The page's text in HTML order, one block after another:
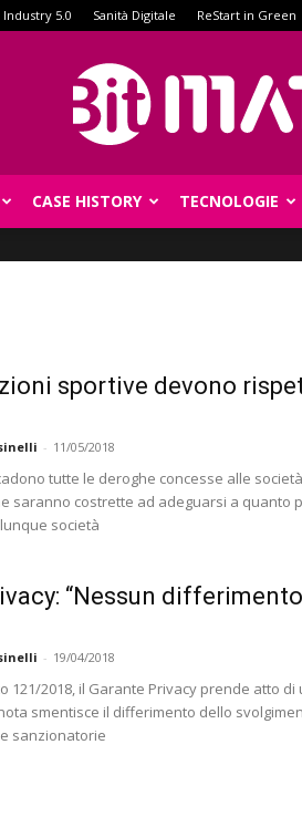
Industry 5.0 Sanità Digitale ReStart in Green
CASE HISTORY TECNOLOGIE
sportive devono
- 11/05/2018
tutte le deroghe concesse alle
saranno costrette ad adeguarsi a quanto
società
“Nessun
- 19/04/2018
121/2018, il Garante Privacy prende atto di
smentisce il differimento dello
sanzionatorie